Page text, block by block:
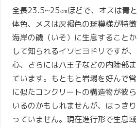
全長23.5~25㎝ほどで、オスは青
体色、メスは灰褐色の斑模様が特
海岸の磯（いそ）に生息すること
して知られるイソヒヨドリですが
心、さらには八王子などの内陸部
ています。もともと岩場を好んで
に似たコンクリートの構造物が彼
いるのかもしれませんが、はっき
っていません。現在進行形で生息